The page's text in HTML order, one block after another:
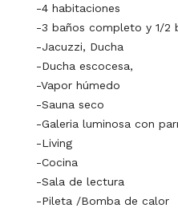
-4 habitaciones
-3 baños completo y 1/2
-Jacuzzi, Ducha
-Ducha escocesa,
-Vapor húmedo
-Sauna seco
-Galeria luminosa con
-Living
-Cocina
-Sala de lectura
-Pileta /Bomba de calor